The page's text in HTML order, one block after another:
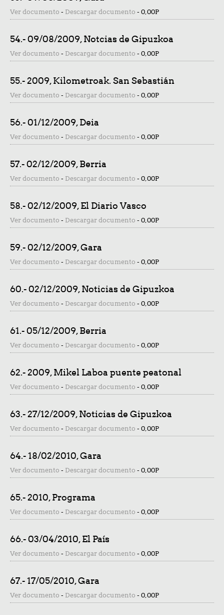
Ver documento - Descargar documento - 0,00P
54.- 09/08/2009, Notcias de Gipuzkoa
Ver documento - Descargar documento - 0,00P
55.- 2009, Kilometroak. San Sebastián
Ver documento - Descargar documento - 0,00P
56.- 01/12/2009, Deia
Ver documento - Descargar documento - 0,00P
57.- 02/12/2009, Berria
Ver documento - Descargar documento - 0,00P
58.- 02/12/2009, El Diario Vasco
Ver documento - Descargar documento - 0,00P
59.- 02/12/2009, Gara
Ver documento - Descargar documento - 0,00P
60.- 02/12/2009, Noticias de Gipuzkoa
Ver documento - Descargar documento - 0,00P
61.- 05/12/2009, Berria
Ver documento - Descargar documento - 0,00P
62.- 2009, Mikel Laboa puente peatonal
Ver documento - Descargar documento - 0,00P
63.- 27/12/2009, Noticias de Gipuzkoa
Ver documento - Descargar documento - 0,00P
64.- 18/02/2010, Gara
Ver documento - Descargar documento - 0,00P
65.- 2010, Programa
Ver documento - Descargar documento - 0,00P
66.- 03/04/2010, El País
Ver documento - Descargar documento - 0,00P
67.- 17/05/2010, Gara
Ver documento - Descargar documento - 0,00P